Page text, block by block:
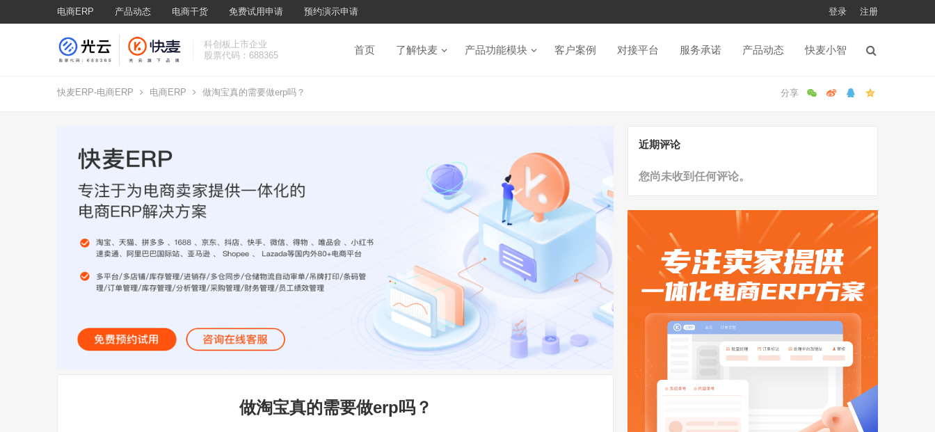
电商ERP 产品动态 电商干货 免费试用申请 预约演示申请 登录 注册
科创板上市企业
股票代码：688365
首页 了解快麦 产品功能模块 客户案例 对接平台 服务承诺 产品动态 快麦小智
快麦ERP-电商ERP 电商ERP 做淘宝真的需要做erp吗？
做淘宝真的需要做erp吗？
近期评论
您尚未收到任何评论。